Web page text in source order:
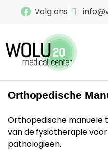
Volg ons
Orthopedische
Orthopedische manuele
van de fysiotherapie
pathologieën.